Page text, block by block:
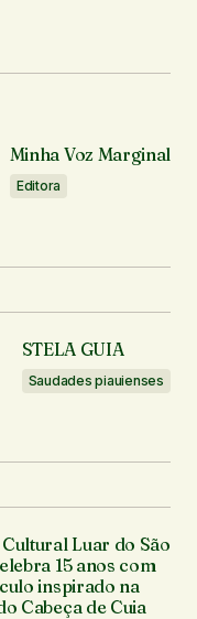
Minha Voz Marginal
Editora
STELA GUIA
Saudades piauienses
Luar do São
15 anos com
inspirado na
Cabeça de Cuia